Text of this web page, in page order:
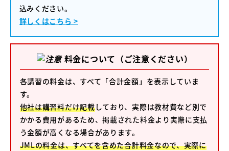
込みください。
詳しくはこちら >
料金について（ご注意ください）
各講習の料金は、すべて「合計金額」を表示していま
す。
他社は講習料だけ記載しており、実際は教材費など別で
かかる費用があるため、掲載された料金より実際に支払
う金額が高くなる場合があります。
JMLの料金は、すべてを含めた合計料金なので、実際に